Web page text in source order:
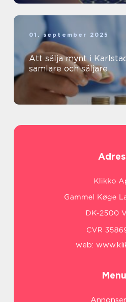
01. september 2025
Att sälja mynt i
samlare och säljare
web:
Menu